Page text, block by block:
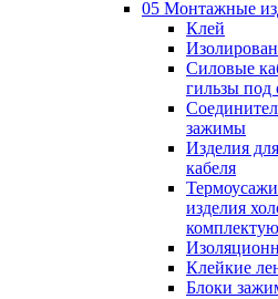
05 Монтажные
Клей
Силовые
гильзы под
зажимы
Изделия
кабеля
изделия
Клейкие
Блоки